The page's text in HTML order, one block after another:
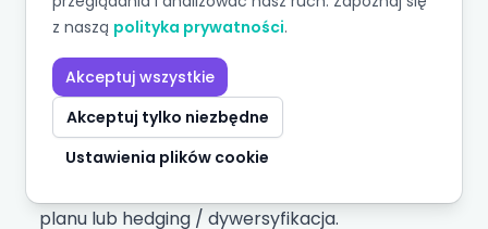
Co obejmują: Zmiany rynkowe, regulacje, kursy
walutowe, ceny surowców, działania
konkurencji.
Właściciel:Zarząd (decyzja strategiczna) +
controlling (monitorowanie i kwantyfikacja
wpływu).
planu lub hedging / dywersyfikacja.
z naszą polityka prywatności.
Akceptuj wszystkie
Akceptuj tylko niezbędne
Ustawienia plików cookie